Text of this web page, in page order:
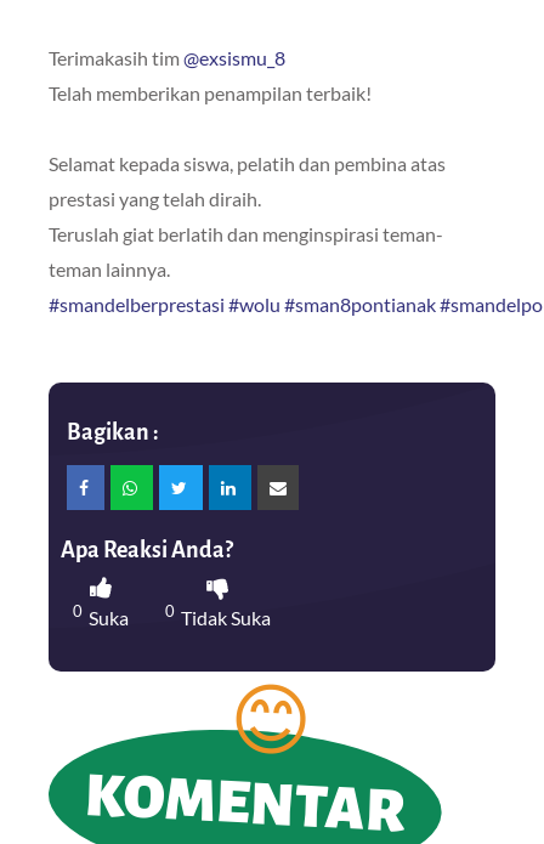
Terimakasih tim@exsismu_8
Telah memberikan penampilan terbaik!
Selamat kepada siswa, pelatih dan pembina atas
prestasi yang telah diraih.
Teruslah giat berlatih dan menginspirasi teman-
teman lainnya.
#smandelberprestasi #wolu #sman8pontianak
Bagikan :
Apa Reaksi Anda?
0 Suka 0 Tidak Suka
KOMENTAR